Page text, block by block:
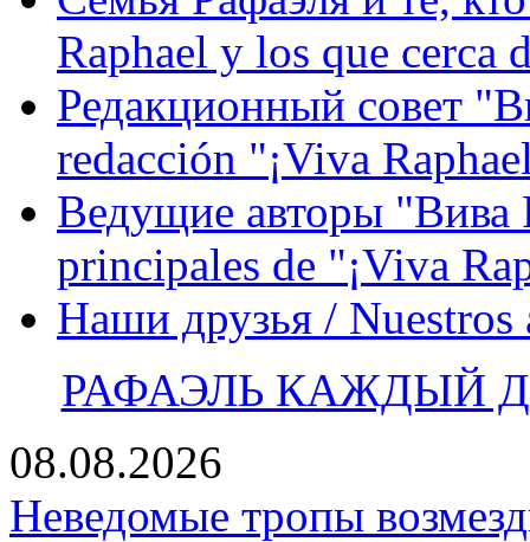
Raphael y los que cerca
Редакционный совет
redacción "¡Viva
Ведущие авторы "Вива
principales de "¡Viva
Наши друзья / Nuestros
РАФАЭЛЬ КАЖДЫЙ
08.08.2026
Неведомые тропы